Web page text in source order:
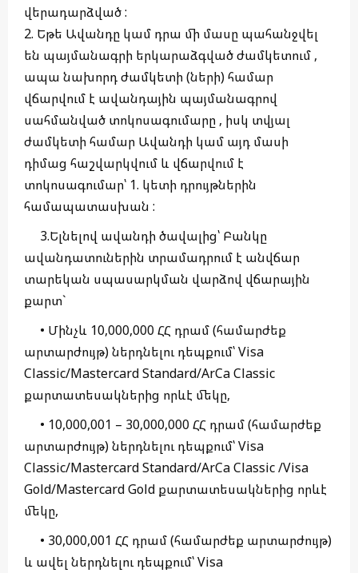
վերադարձված :
2. Եթե Ավանդը կամ դրա մի մասը պահանջվել
են պայմանագրի երկարաձգված ժամկետում ,
ապա նախորդ ժամկետի (ների) համար
վճարվում է ավանդային պայմանագրով
սահմանված տոկոսագումարը , իսկ տվյալ
ժամկետի համար Ավանդի կամ այդ մասի
դիմաց հաշվարկվում և վճարվում է
տոկոսագումար՝ 1. կետի դրույթներին
համապատասխան :
3.Ելնելով ավանդի ծավալից՝ Բանկը
ավանդատուներին տրամադրում է անվճար
տարեկան սպասարկման վարձով վճարային
քարտ`
• Մինչև 10,000,000 ՀՀ դրամ (համարժեք
արտարժույթ) ներդնելու դեպքում՝ Visa
Classic/Mastercard Standard/ArCa Classic
քարտատեսակներից որևէ մեկը,
• 10,000,001 – 30,000,000 ՀՀ դրամ (համարժեք
արտարժույթ) ներդնելու դեպքում՝ Visa
Classic/Mastercard Standard/ArCa Classic /Visa
Gold/Mastercard Gold քարտատեսակներից որևէ
մեկը,
• 30,000,001 ՀՀ դրամ (համարժեք արտարժույթ)
և ավել ներդնելու դեպքում՝ Visa